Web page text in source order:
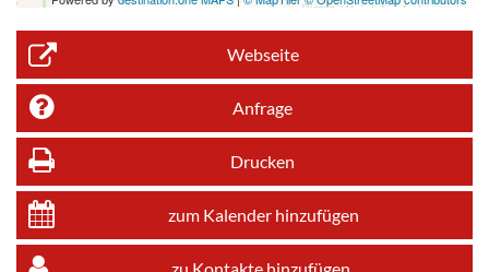
Webseite
Anfrage
Drucken
zum Kalender hinzufügen
zu Kontakte hinzufügen